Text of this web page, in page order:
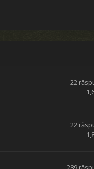
22
22